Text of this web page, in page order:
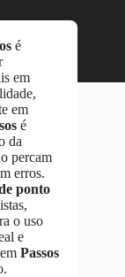
é
em
em
é
da
percam
erros.
ponto
o uso
e
Passos